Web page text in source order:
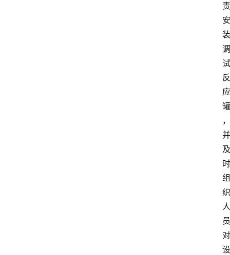
责
安
装
调
试
反
应
罐
，
并
及
时
组
织
人
员
对
设